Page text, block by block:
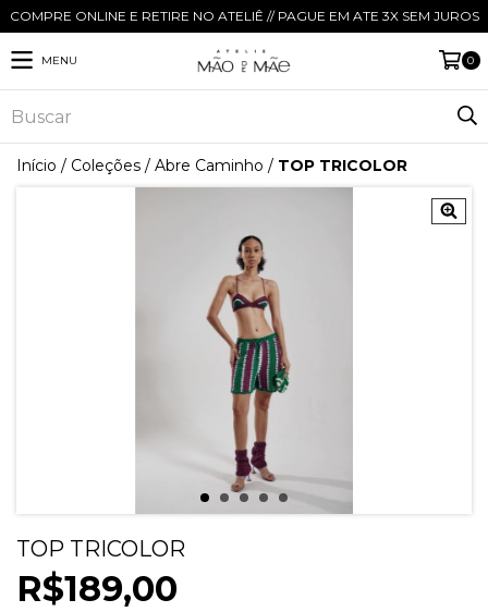
COMPRE ONLINE E RETIRE NO ATELIÊ // PAGUE EM ATE 3X SEM JUROS
MENU 0
Início / Coleções / Abre Caminho / TOP TRICOLOR
TOP TRICOLOR
R$189,00